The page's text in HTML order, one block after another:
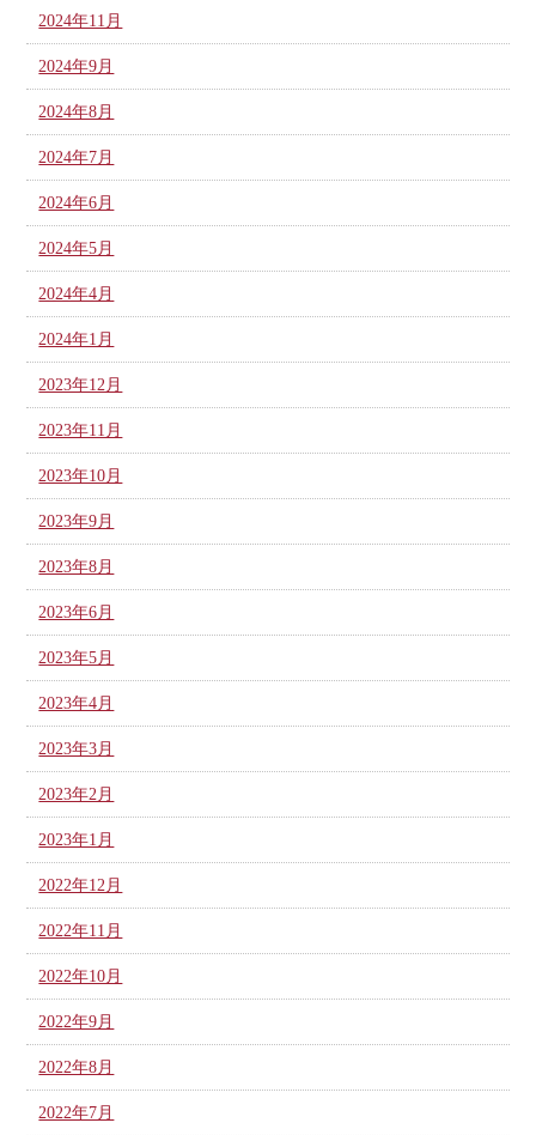
2024年11月
2024年9月
2024年8月
2024年7月
2024年6月
2024年5月
2024年4月
2024年1月
2023年12月
2023年11月
2023年10月
2023年9月
2023年8月
2023年6月
2023年5月
2023年4月
2023年3月
2023年2月
2023年1月
2022年12月
2022年11月
2022年10月
2022年9月
2022年8月
2022年7月